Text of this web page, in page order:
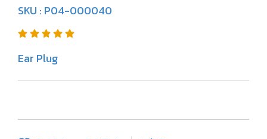
SKU : P04-000040
Ear Plug